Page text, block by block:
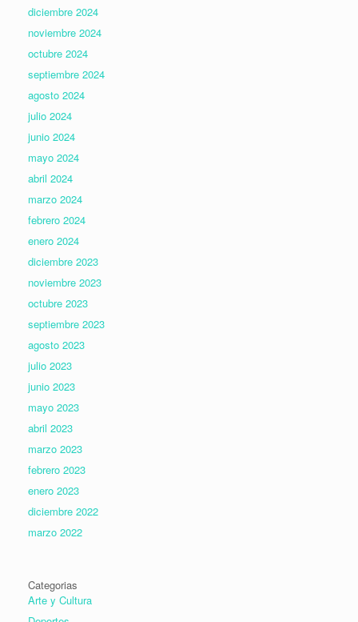
diciembre 2024
noviembre 2024
octubre 2024
septiembre 2024
agosto 2024
julio 2024
junio 2024
mayo 2024
abril 2024
marzo 2024
febrero 2024
enero 2024
diciembre 2023
noviembre 2023
octubre 2023
septiembre 2023
agosto 2023
julio 2023
junio 2023
mayo 2023
abril 2023
marzo 2023
febrero 2023
enero 2023
diciembre 2022
marzo 2022
Categorias
Arte y Cultura